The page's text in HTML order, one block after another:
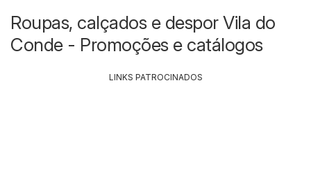
Roupas, calçados e despor Vila do
Conde - Promoções e catálogos
LINKS PATROCINADOS